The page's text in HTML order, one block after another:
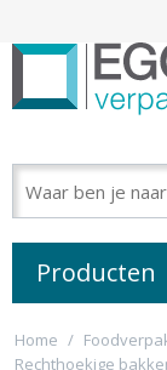
Producten
Home /
Rechthoekige